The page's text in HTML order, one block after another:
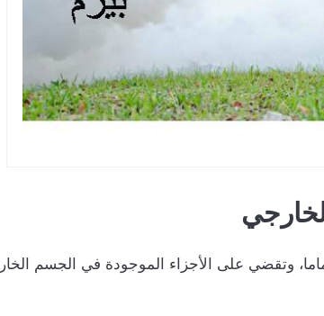
وتقضي على الأجزاء الموجودة في الجسم